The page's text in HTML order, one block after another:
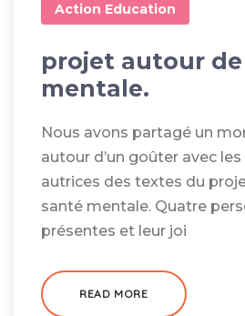
Action Education
projet autour
mentale.
Nous avons partagé un
autour d’un goûter avec
autrices des textes du
santé mentale. Quatre
présentes et leur joi
READ MORE